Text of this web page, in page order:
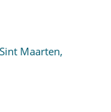
Maarten,